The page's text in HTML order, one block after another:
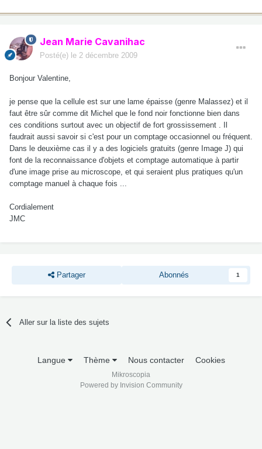
Jean Marie Cavanihac
Posté(e) le 2 décembre 2009
Bonjour Valentine,
je pense que la cellule est sur une lame épaisse (genre Malassez) et il
faut être sûr comme dit Michel que le fond noir fonctionne bien dans
ces conditions surtout avec un objectif de fort grossissement . Il
faudrait aussi savoir si c'est pour un comptage occasionnel ou fréquent.
Dans le deuxième cas il y a des logiciels gratuits (genre Image J) qui
font de la reconnaissance d'objets et comptage automatique à partir
d'une image prise au microscope, et qui seraient plus pratiques qu'un
comptage manuel à chaque fois ...
Cordialement
JMC
Partager Abonnés 1
Aller sur la liste des sujets
Langue Thème Nous contacter Cookies
Mikroscopia
Powered by Invision Community